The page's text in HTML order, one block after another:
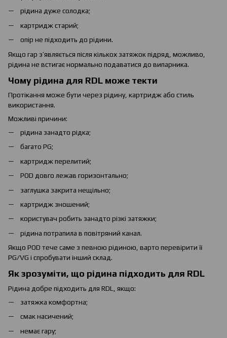
рідина дуже солодка;
картридж старий;
опір не підходить до рідини.
Якщо гар з’являється після кількох затяжок підряд, можливо,
рідина не встигає нормально подаватися до випарника.
Чому рідина для RDL може текти
Протікання може бути через рідину, картридж або стиль
використання.
Можливі причини:
рідина занадто рідка;
багато PG;
картридж перелитий;
POD довго лежав горизонтально;
заглушка закрита нещільно;
картридж зношений;
користувач робить занадто різкі затяжки;
рідина потрапила в повітряний канал.
Якщо POD тече саме з певною рідиною, варто перевірити її
PG/VG і спробувати інший склад.
Як зрозуміти, що рідина підходить для RDL
Рідина добре підходить для RDL, якщо:
затяжка комфортна;
смак насичений;
немає гару;